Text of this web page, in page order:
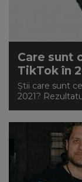
Care sunt
TikTok în
Știi care sunt
2021?